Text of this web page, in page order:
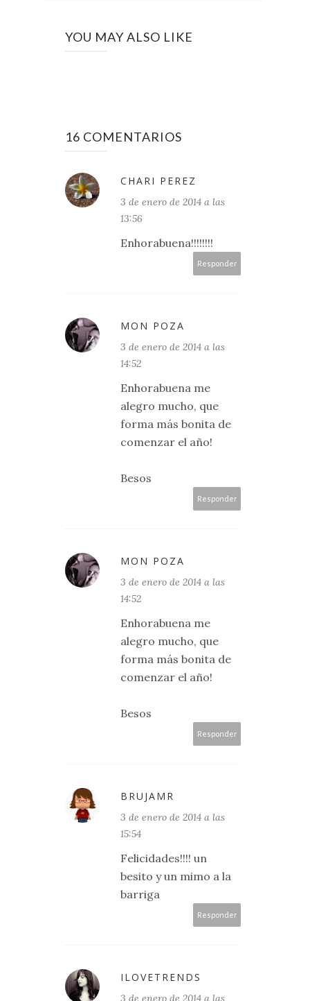
YOU MAY ALSO LIKE
16 COMENTARIOS
CHARI PEREZ
3 de enero de 2014 a las
13:56
Enhorabuena!!!!!!!!
Responder
MON POZA
3 de enero de 2014 a las
14:52
Enhorabuena me
alegro mucho, que
forma más bonita de
comenzar el año!
Besos
Responder
MON POZA
3 de enero de 2014 a las
14:52
Enhorabuena me
alegro mucho, que
forma más bonita de
comenzar el año!
Besos
Responder
BRUJAMR
3 de enero de 2014 a las
15:54
Felicidades!!!! un
besito y un mimo a la
barriga
Responder
ILOVETRENDS
3 de enero de 2014 a las